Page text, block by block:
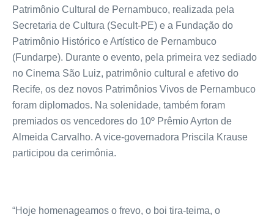
Patrimônio Cultural de Pernambuco, realizada pela
Secretaria de Cultura (Secult-PE) e a Fundação do
Patrimônio Histórico e Artístico de Pernambuco
(Fundarpe). Durante o evento, pela primeira vez sediado
no Cinema São Luiz, patrimônio cultural e afetivo do
Recife, os dez novos Patrimônios Vivos de Pernambuco
foram diplomados. Na solenidade, também foram
premiados os vencedores do 10º Prêmio Ayrton de
Almeida Carvalho. A vice-governadora Priscila Krause
participou da cerimônia.
“Hoje homenageamos o frevo, o boi tira-teima, o